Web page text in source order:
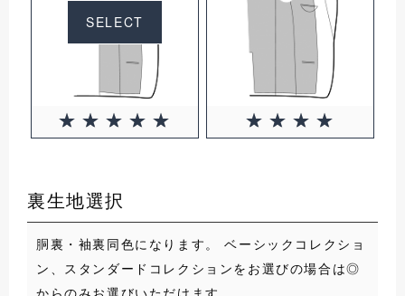
SELECT
裏生地選択
胴裏・袖裏同色になります。 ベーシックコレクショ
ン、スタンダードコレクションをお選びの場合は◎
からのみお選びいただけます。